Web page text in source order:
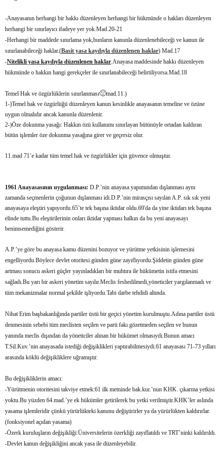
-Anayasanın herhangi bir hakkı düzenleyen herhangi bir hükmünde o hakları düzenleyen
herhangi bir sınırlayıcı ifadeye yer yok.Mad.20-21
-Herhangi bir maddede sınırlama yok,bunların kanunla düzenlenebileceği ve kanun ile
sınırlanabileceği haklar.(Basit yasa kaydıyla düzenlenen haklar) Mad.17
-Nitelikli yasa kaydıyla düzenlenen haklar.Anayasa maddesinde hakkı düzenleyen
hükmünde o hakkın hangi gerekçeler ile sınırlanabileceği belirtiliyorsa.Mad.18
Temel Hak ve özgürlüklerin sınırlanması🙁mad.11.)
1-)Temel hak ve özgürlüğü düzenleyen kanun kesinlikle anayasanın temeline ve özüne
uygun olmalıdır ancak kanunla düzenlenir.
2-)Öze dokunma yasağı: Hakkın özü kullanımı sınırlayan bütünüyle ortadan kaldıran
bütün işlemler öze dokunma yasağına girer ve geçersiz olur.
11.mad 71’e kadar tüm temel hak ve özgürlükler için güvence olmuştur.
1961 Anayasasının uygulanması: D.P.’nin anayasa yapımından dışlanması aynı
zamanda seçmenlerin çoğunun dışlanması idi.D.P.’nin mirasçısı sayılan A.P. sık sık yeni
anayasaya eleştiri yapıyordu.65’te tek başına iktidar oldu.69'da da yine iktidarı tek başına
elinde tuttu.Bu eleştirilerinin onları iktidar yapması halkın da bu yeni anayasayı
benimsemediğini gösterir.
A.P.’ye göre bu anayasa kamu düzenini bozuyor ve yürütme yetkisinin işlemesini
engelliyordu.Böylece devlet otoritesi günden güne zayıflıyordu.Şiddetin günden güne
artması sonucu askeri güçler yayınladıkları bir muhtıra ile hükümetin istifa etmesini
sağladı.Bu yarı bir askeri yönetim sayılır.Meclis feshedilmedi,yöneticiler yargılanmadı ve
tüm mekanizmalar normal şekilde işliyordu.Tabi darbe tehdidi altında.
Nihat Erim başbakanlığında partiler üstü bir geçici yönetim kurulmuştu.Adına partiler üstü
denmesinin sebebi tüm meclisten seçilen ve parti fakı gözetmeden seçilen ve bunun
yanında meclis dışından da yöneticiler alınan bir hükümet olmasıydı.Bunun amacı
T.Sil.Kuv.’nin anayasada istediği değişiklikleri yaptırabilmesiydi.61 anayasası 71-73 yılları
arasında köklü değişikliklere uğramıştır.
Bu değişikliklerin amacı:
-Yürütmenin otoritesini takviye etmek:61 ilk metninde bak.kur.’nun KHK. çıkarma yetkisi
yoktu.Bu yüzden 64.mad.’ye ek hükümler getirilerek bu yetki verilmiştir.KHK’ler aslında
yasama işlemleridir çünkü yürürlükteki kanunu değiştirirler ya da yürürlükten kaldırırlar.
(fonksiyonel açıdan yasama)
-Özerk kuruluşların değişikliği:Üniversitelerin özerkliği zayıflatıldı ve TRT’ninki kaldırıldı.
-Devlet kanun değişikliğini ancak yasa ile düzenleyebilir.